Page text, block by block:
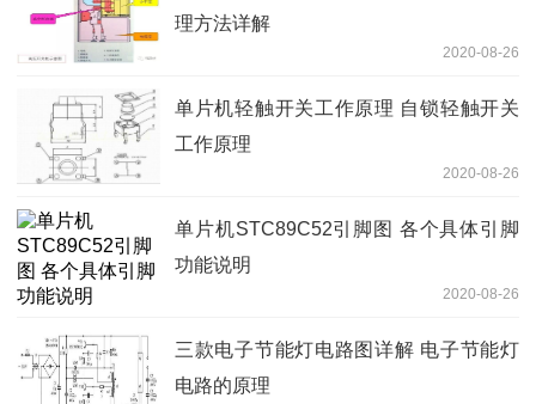
理方法详解
2020-08-26
单片机轻触开关工作原理 自锁轻触开关
工作原理
2020-08-26
单片机STC89C52引脚图 各个具体引脚
功能说明
2020-08-26
三款电子节能灯电路图详解 电子节能灯
电路的原理